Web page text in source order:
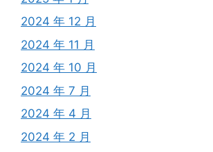
2024 年 12 月
2024 年 11 月
2024 年 10 月
2024 年 7 月
2024 年 4 月
2024 年 2 月